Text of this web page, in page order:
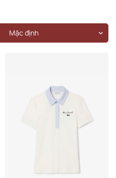
Mặc định